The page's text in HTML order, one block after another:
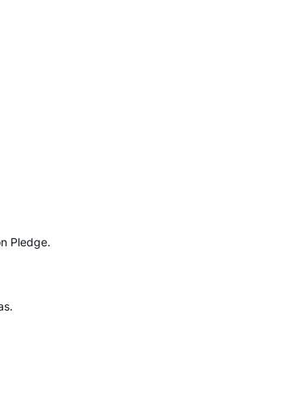
Pledge.